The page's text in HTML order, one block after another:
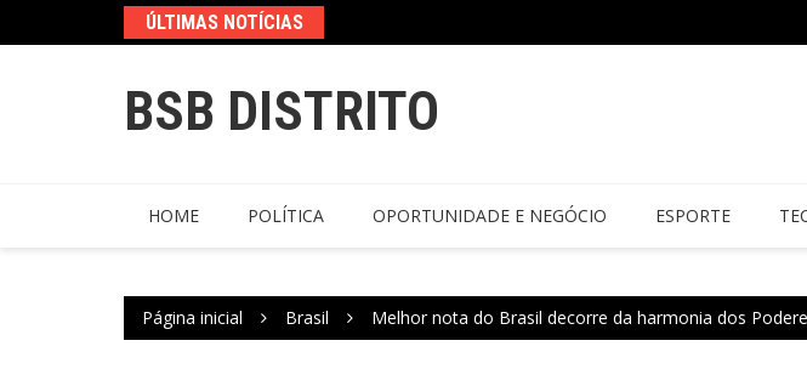
ÚLTIMAS NOTÍCIAS
BSB DISTRITO
HOME POLÍTICA OPORTUNIDADE E NEGÓCIO ESPORTE
Página inicial Brasil Melhor nota do Brasil decorre da harmonia dos